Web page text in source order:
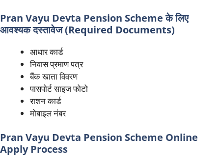
Pran Vayu Devta Pension Scheme के लिए
आवश्यक दस्तावेज (Required Documents)
आधार कार्ड
निवास प्रमाण पत्र
बैंक खाता विवरण
पासपोर्ट साइज फोटो
राशन कार्ड
मोबाइल नंबर
Pran Vayu Devta Pension Scheme Online
Apply Process